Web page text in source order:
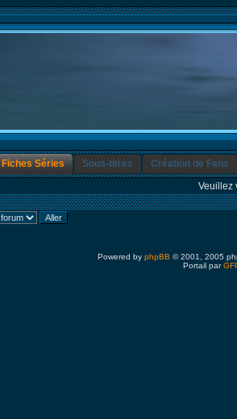
Fiches Séries Sous-titres
Création de Fans
Veuillez
Powered by phpBB © 2001, 2005
Portail par